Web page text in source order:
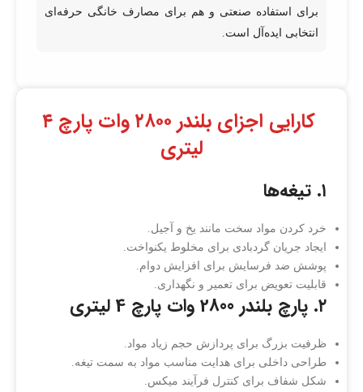
برای استفاده صنعتی و هم برای مصارف خانگی حرفه‌ای
انتخابی ایده‌آل است.
کارایی اجزای بلندر ۲۸۰۰ وات پارچ ۴
لیتری
۱. تیغه‌ها
خرد کردن مواد سخت مانند یخ و آجیل.
ایجاد جریان گردبادی برای مخلوط یکنواخت.
پوشش ضد فرسایش برای افزایش دوام.
قابلیت تعویض برای تعمیر و نگهداری.
۲. پارچ بلندر 2800 وات پارچ 4 لیتری
ظرفیت بزرگ برای پردازش حجم زیاد مواد.
طراحی داخلی برای هدایت مناسب مواد به سمت تیغه.
شکل شفاف برای کنترل فرآیند میکس.